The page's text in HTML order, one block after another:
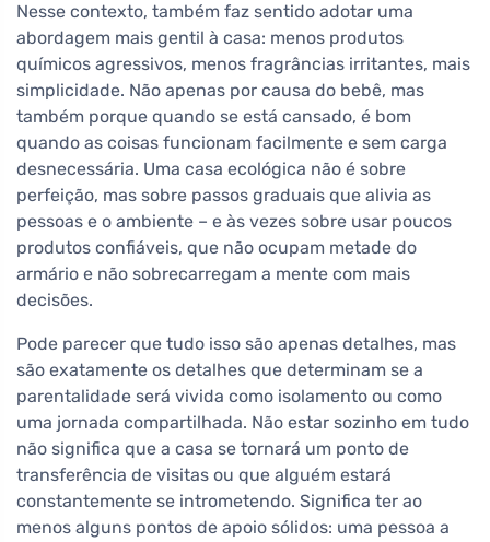
Nesse contexto, também faz sentido adotar uma
abordagem mais gentil à casa: menos produtos
químicos agressivos, menos fragrâncias irritantes, mais
simplicidade. Não apenas por causa do bebê, mas
também porque quando se está cansado, é bom
quando as coisas funcionam facilmente e sem carga
desnecessária. Uma casa ecológica não é sobre
perfeição, mas sobre passos graduais que alivia as
pessoas e o ambiente – e às vezes sobre usar poucos
produtos confiáveis, que não ocupam metade do
armário e não sobrecarregam a mente com mais
decisões.
Pode parecer que tudo isso são apenas detalhes, mas
são exatamente os detalhes que determinam se a
parentalidade será vivida como isolamento ou como
uma jornada compartilhada. Não estar sozinho em tudo
não significa que a casa se tornará um ponto de
transferência de visitas ou que alguém estará
constantemente se intrometendo. Significa ter ao
menos alguns pontos de apoio sólidos: uma pessoa a